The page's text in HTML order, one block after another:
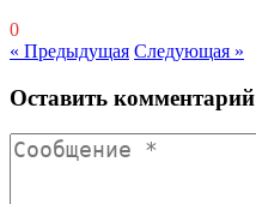
0
« Предыдущая Следующая »
Оставить комментарий